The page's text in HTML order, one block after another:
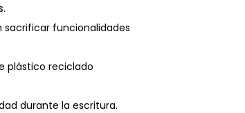
funcionalidades
plástico reciclado
durante la escritura.